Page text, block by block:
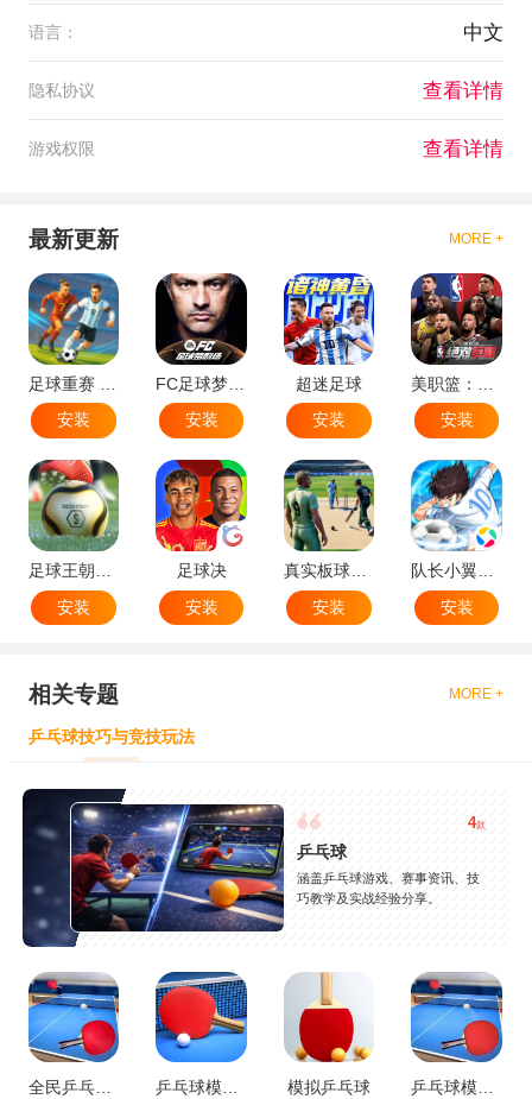
语言： 中文
隐私协议 查看详情
游戏权限 查看详情
最新更新 MORE +
安装
安装
超迷足球
安装
安装
安装
足球决
安装
真实板球：棒球游戏
安装
安装
相关专题 MORE +
乒乓球技巧与竞技玩法
4款
乒乓球
涵盖乒乓球游戏、赛事资讯、技
巧教学及实战经验分享。
全民乒乓球模拟器 模拟乒乓球